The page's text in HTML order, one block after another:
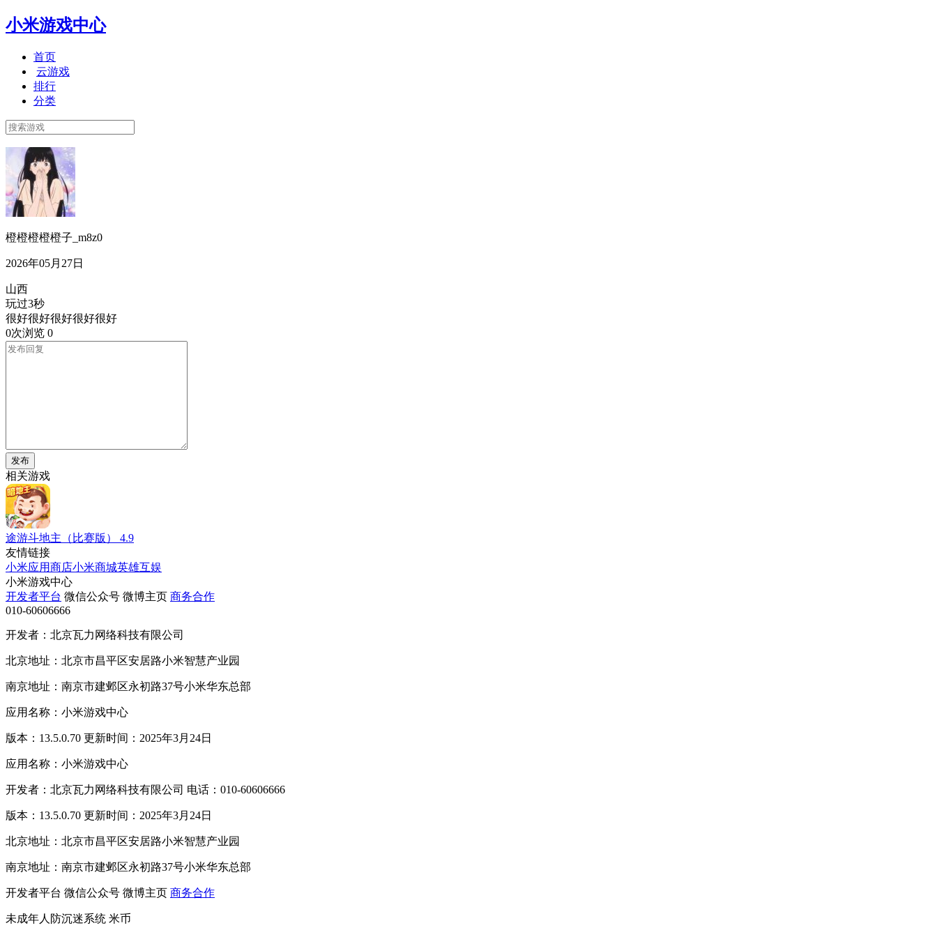
小米游戏中心
首页
云游戏
排行
分类
橙橙橙橙橙子_m8z0
2026年05月27日
山西
玩过3秒
很好很好很好很好很好
0次浏览 0
发布
相关游戏
途游斗地主（比赛版）
4.9
友情链接
小米应用商店小米商城英雄互娱
小米游戏中心
开发者平台 微信公众号 微博主页 商务合作
010-60606666
开发者：北京瓦力网络科技有限公司
北京地址：北京市昌平区安居路小米智慧产业园
南京地址：南京市建邺区永初路37号小米华东总部
应用名称：小米游戏中心
版本：13.5.0.70 更新时间：2025年3月24日
应用名称：小米游戏中心
开发者：北京瓦力网络科技有限公司 电话：010-60606666
版本：13.5.0.70 更新时间：2025年3月24日
北京地址：北京市昌平区安居路小米智慧产业园
南京地址：南京市建邺区永初路37号小米华东总部
开发者平台 微信公众号 微博主页 商务合作
未成年人防沉迷系统 米币